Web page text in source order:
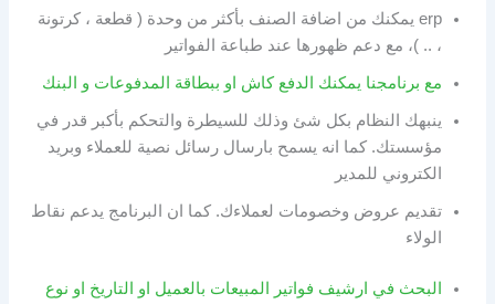
erp يمكنك من اضافة الصنف بأكثر من وحدة ( قطعة ، كرتونة
، .. )، مع دعم ظهورها عند طباعة الفواتير
مع برنامجنا يمكنك الدفع كاش او ببطاقة المدفوعات و البنك
ينبهك النظام بكل شئ وذلك للسيطرة والتحكم بأكبر قدر في
مؤسستك. كما انه يسمح بارسال رسائل نصية للعملاء وبريد
الكتروني للمدير
تقديم عروض وخصومات لعملاءك. كما ان البرنامج يدعم نقاط
الولاء
البحث في ارشيف فواتير المبيعات بالعميل او التاريخ او نوع